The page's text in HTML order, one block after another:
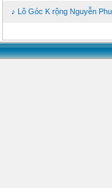
♪ Lô Góc K rộng Nguyễn